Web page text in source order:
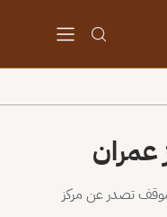
عمران
موقف تصدر عن مركز